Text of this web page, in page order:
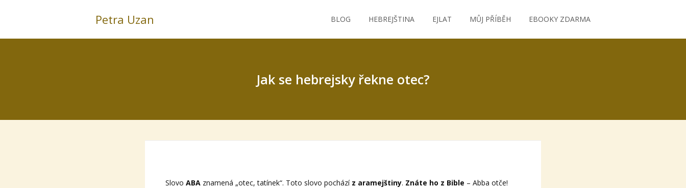
Petra Uzan BLOG HEBREJŠTINA EJLAT MŮJ PŘÍBĚH EBOOKY ZDARMA
Jak se hebrejsky řekne otec?
Slovo ABA znamená „otec, tatínek“. Toto slovo pochází z aramejštiny. Znáte ho z Bible – Abba otče!